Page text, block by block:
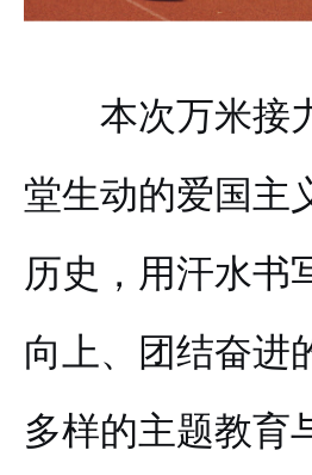
本次万米接
堂生动的爱国主
历史，用汗水书
向上、团结奋进
多样的主题教育